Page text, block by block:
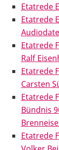
Etatrede
Etatrede
Etatrede
Ralf
Etatrede
Carsten
Etatrede
Bündnis
Etatrede